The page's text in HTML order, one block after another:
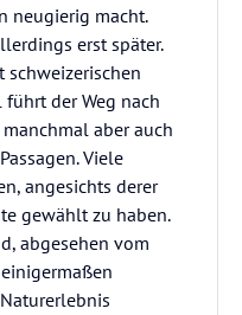
neugierig macht.
erst später.
schweizerischen
der Weg nach
aber auch
Viele
angesichts derer
gewählt zu haben.
abgesehen vom